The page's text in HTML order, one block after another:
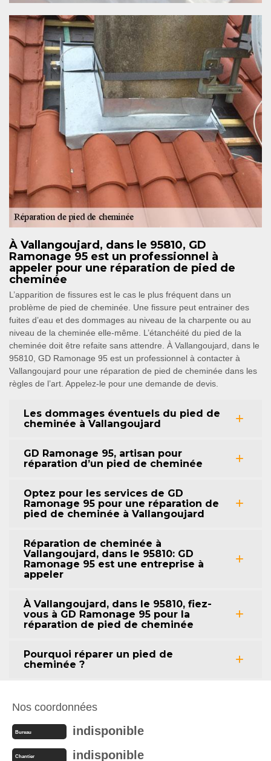
À Vallangoujard, dans le 95810, GD
Ramonage 95 est un professionnel à
appeler pour une réparation de pied de
cheminée
L’apparition de fissures est le cas le plus fréquent dans un
problème de pied de cheminée. Une fissure peut entrainer des
fuites d’eau et des dommages au niveau de la charpente ou au
niveau de la cheminée elle-même. L’étanchéité du pied de la
cheminée doit être refaite sans attendre. À Vallangoujard, dans le
95810, GD Ramonage 95 est un professionnel à contacter à
Vallangoujard pour une réparation de pied de cheminée dans les
règles de l’art. Appelez-le pour une demande de devis.
Les dommages éventuels du pied de
cheminée à Vallangoujard
GD Ramonage 95, artisan pour
réparation d’un pied de cheminée
Optez pour les services de GD
Ramonage 95 pour une réparation de
pied de cheminée à Vallangoujard
Réparation de cheminée à
Vallangoujard, dans le 95810: GD
Ramonage 95 est une entreprise à
appeler
À Vallangoujard, dans le 95810, fiez-
vous à GD Ramonage 95 pour la
réparation de pied de cheminée
Pourquoi réparer un pied de
cheminée ?
Nos coordonnées
Bureau indisponible
Chantier indisponible